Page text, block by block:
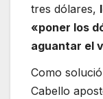
tres dólares,
«poner los
aguantar el
Como
Cabello